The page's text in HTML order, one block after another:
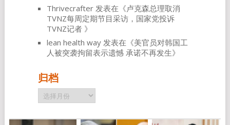
Thrivecrafter发表在《卢克森总理取消
TVNZ每周定期节目采访，国家党投诉
TVNZ记者 》
lean health way发表在《美官员对韩国工
人被突袭拘留表示遗憾 承诺不再发生》
归档
归
档